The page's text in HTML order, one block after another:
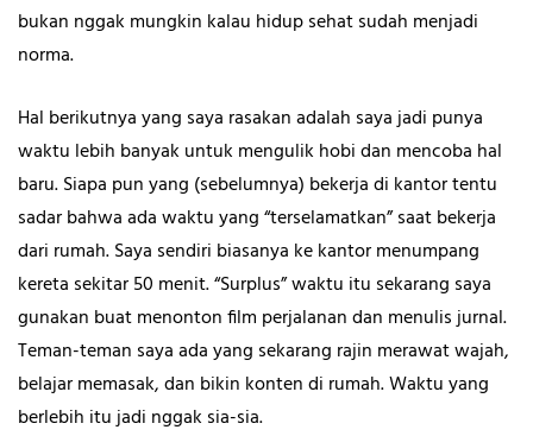
bukan nggak mungkin kalau hidup sehat sudah menjadi
norma.
Hal berikutnya yang saya rasakan adalah saya jadi punya
waktu lebih banyak untuk mengulik hobi dan mencoba hal
baru. Siapa pun yang (sebelumnya) bekerja di kantor tentu
sadar bahwa ada waktu yang “terselamatkan” saat bekerja
dari rumah. Saya sendiri biasanya ke kantor menumpang
kereta sekitar 50 menit. “Surplus” waktu itu sekarang saya
gunakan buat menonton film perjalanan dan menulis jurnal.
Teman-teman saya ada yang sekarang rajin merawat wajah,
belajar memasak, dan bikin konten di rumah. Waktu yang
berlebih itu jadi nggak sia-sia.